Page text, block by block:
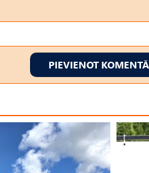
PIEVIENOT